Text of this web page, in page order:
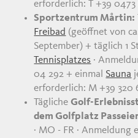
erforderlich: T +39 0473
Sportzentrum Mårtin:
Freibad (geöffnet von
September) + täglich 1
Tennisplatzes ·
04 292 + einmal Sauna
erforderlich: M +39 320
TäglicheGolf-
dem Golfplatz
· MO - FR · Anmeldung